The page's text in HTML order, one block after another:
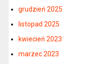
grudzień 2025
listopad 2025
kwiecień 2023
marzec 2023